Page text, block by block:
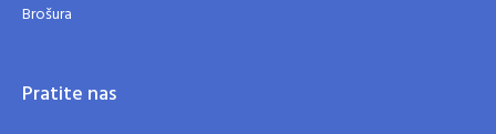
Brošura
Pratite nas